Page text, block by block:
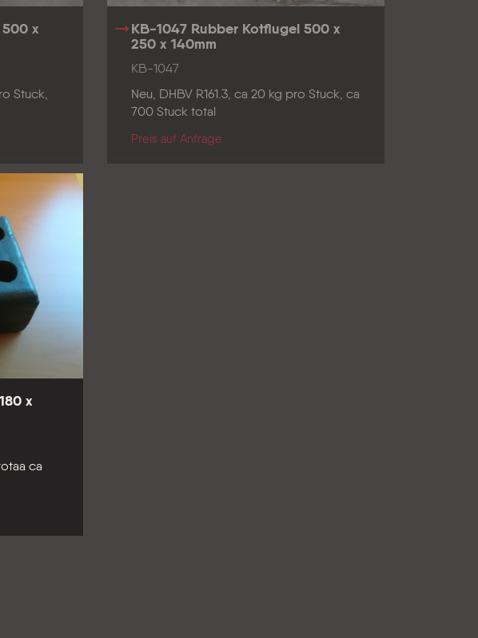
500 x
Stuck,
KB-1047 Rubber Kotflugel 500 x
250 x 140mm
KB-1047
Neu, DHBV R161.3, ca 20 kg pro Stuck, ca
700 Stuck total
Preis auf Anfrage
x
ca